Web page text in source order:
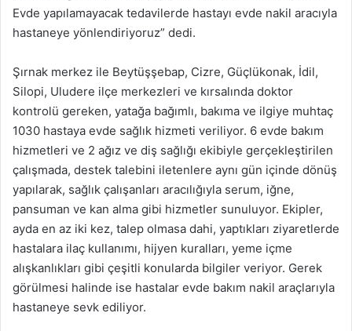
Evde yapılamayacak tedavilerde hastayı evde nakil aracıyla
hastaneye yönlendiriyoruz” dedi.
Şırnak merkez ile Beytüşşebap, Cizre, Güçlükonak, İdil,
Silopi, Uludere ilçe merkezleri ve kırsalında doktor
kontrolü gereken, yatağa bağımlı, bakıma ve ilgiye muhtaç
1030 hastaya evde sağlık hizmeti veriliyor. 6 evde bakım
hizmetleri ve 2 ağız ve diş sağlığı ekibiyle gerçekleştirilen
çalışmada, destek talebini iletenlere aynı gün içinde dönüş
yapılarak, sağlık çalışanları aracılığıyla serum, iğne,
pansuman ve kan alma gibi hizmetler sunuluyor. Ekipler,
ayda en az iki kez, talep olmasa dahi, yaptıkları ziyaretlerde
hastalara ilaç kullanımı, hijyen kuralları, yeme içme
alışkanlıkları gibi çeşitli konularda bilgiler veriyor. Gerek
görülmesi halinde ise hastalar evde bakım nakil araçlarıyla
hastaneye sevk ediliyor.